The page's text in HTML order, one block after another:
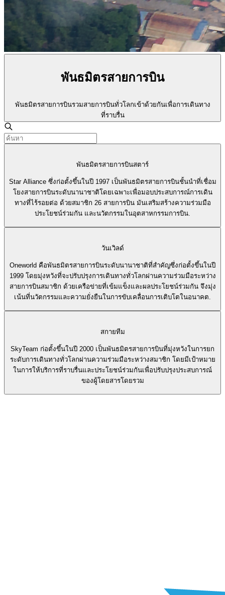
พันธมิตรสายการบิน
พันธมิตรสายการบินรวมสายการบินทั่วโลกเข้าด้วยกันเพื่อการเดินทาง
ที่ราบรื่น
พันธมิตรสายการบินสตาร์
Star Alliance ซึ่งก่อตั้งขึ้นในปี 1997 เป็นพันธมิตรสายการบินชั้นนำที่เชื่อม
โยงสายการบินระดับนานาชาติโดยเฉพาะเพื่อมอบประสบการณ์การเดิน
ทางที่ไร้รอยต่อ ด้วยสมาชิก 26 สายการบิน มันเสริมสร้างความร่วมมือ
ประโยชน์ร่วมกัน และนวัตกรรมในอุตสาหกรรมการบิน.
วันเวิลด์
Oneworld คือพันธมิตรสายการบินระดับนานาชาติที่สำคัญซึ่งก่อตั้งขึ้นในปี
1999 โดยมุ่งหวังที่จะปรับปรุงการเดินทางทั่วโลกผ่านความร่วมมือระหว่าง
สายการบินสมาชิก ด้วยเครือข่ายที่เข้มแข็งและผลประโยชน์ร่วมกัน จึงมุ่ง
เน้นที่นวัตกรรมและความยั่งยืนในการขับเคลื่อนการเติบโตในอนาคต.
สกายทีม
SkyTeam ก่อตั้งขึ้นในปี 2000 เป็นพันธมิตรสายการบินที่มุ่งหวังในการยก
ระดับการเดินทางทั่วโลกผ่านความร่วมมือระหว่างสมาชิก โดยมีเป้าหมาย
ในการให้บริการที่ราบรื่นและประโยชน์ร่วมกันเพื่อปรับปรุงประสบการณ์
ของผู้โดยสารโดยรวม